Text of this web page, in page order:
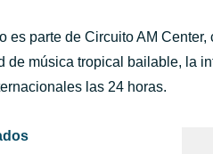
es parte de Circuito AM
de música tropical bailable, la
las 24 horas.